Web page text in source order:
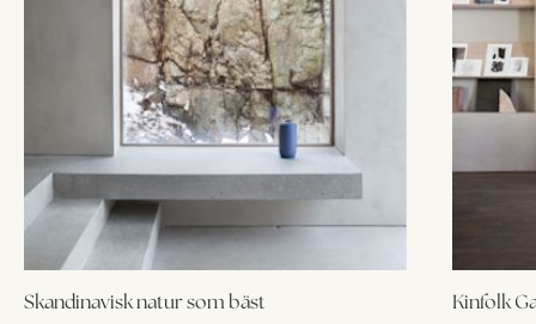
Skandinavisk natur som bäst Kinfolk